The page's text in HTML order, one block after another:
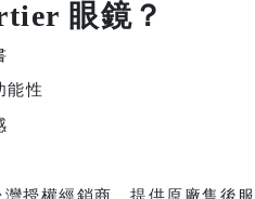
眼鏡？
能性
授權經銷商，提供原廠售後